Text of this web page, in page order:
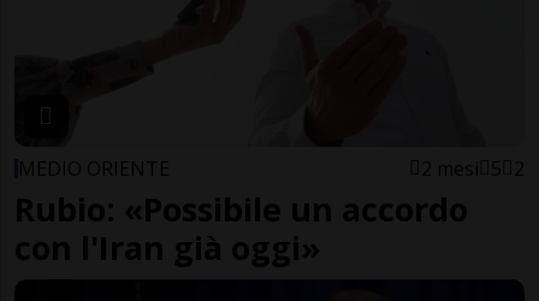
MEDIO ORIENTE 2 mesi 5 2
Rubio: «Possibile un accordo
con l'Iran già oggi»